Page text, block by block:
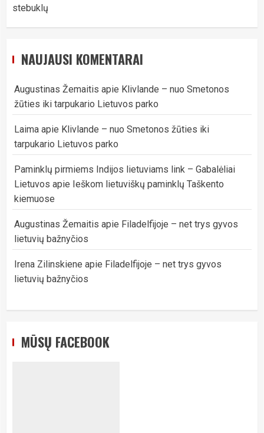
stebuklų
NAUJAUSI KOMENTARAI
Augustinas Žemaitis apie Klivlande – nuo Smetonos
žūties iki tarpukario Lietuvos parko
Laima apie Klivlande – nuo Smetonos žūties iki
tarpukario Lietuvos parko
Paminklų pirmiems Indijos lietuviams link – Gabalėliai
Lietuvos apie Ieškom lietuviškų paminklų Taškento
kiemuose
Augustinas Žemaitis apie Filadelfijoje – net trys gyvos
lietuvių bažnyčios
Irena Zilinskiene apie Filadelfijoje – net trys gyvos
lietuvių bažnyčios
MŪSŲ FACEBOOK